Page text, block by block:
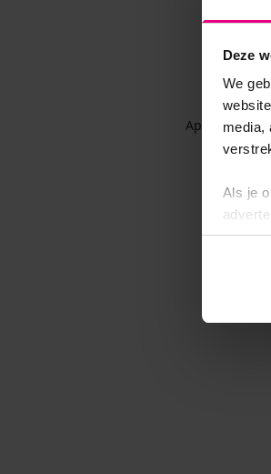
Deze
We
media,
Als je
Via
Application